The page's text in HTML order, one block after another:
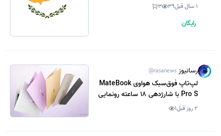
1 سال قبل 39
3
رایگان
رسانیوز @rasanews
لپ‌تاپ فوق‌سبک هواوی MateBook
Pro S با شارژدهی 18 ساعته رونمایی
شد
2 روز قبل 1